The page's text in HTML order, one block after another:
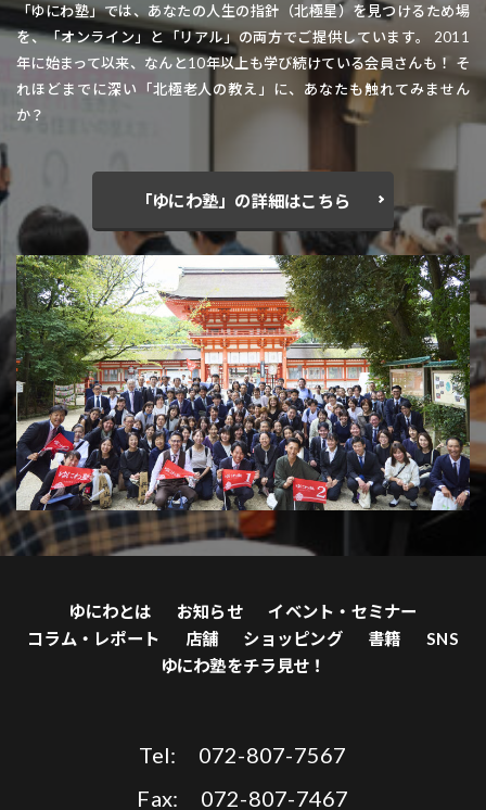
「ゆにわ塾」では、あなたの人生の指針（北極星）を見つけるため場
を、「オンライン」と「リアル」の両方でご提供しています。 2011
年に始まって以来、なんと10年以上も学び続けている会員さんも！ そ
れほどまでに深い「北極老人の教え」に、あなたも触れてみません
か？
「ゆにわ塾」の詳細はこちら
ゆにわとは お知らせ
イベント・セミナー
コラム・レポート
店舗 ショッピング 書籍
SNS
ゆにわ塾をチラ見せ！
Tel: 072-807-7567
Fax: 072-807-7467